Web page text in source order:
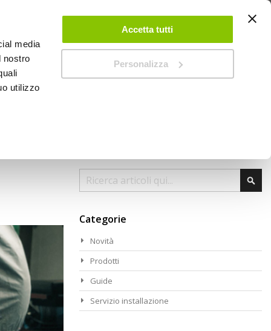
media
nostro
utilizzo
Accetta tutti
Personalizza
CONTATTACI NEGOZI IL MIO NEGOZIO
Cerca
Categorie
Novità
Prodotti
Guide
Servizio installazione